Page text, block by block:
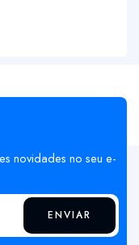
novidades no seu e-
ENVIAR